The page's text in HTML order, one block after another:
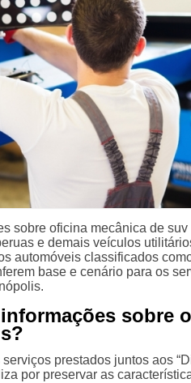
sobre oficina mecânica de
e demais veículos
automóveis classificados
base e cenário para os
sobre
prestados juntos aos
por preservar as